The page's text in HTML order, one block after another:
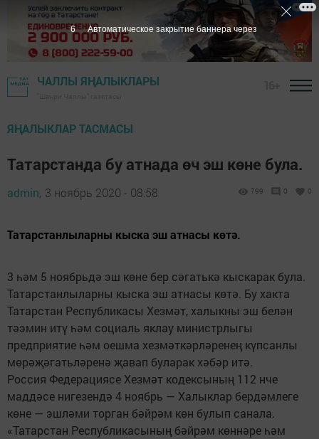
ЧАЛЛЫ ЯҢАЛЫКЛАРЫ
ЯҢАЛЫКЛАР ТАСМАСЫ
Татарстанда бу атнада өч эш көне була.
admin, 3 ноябрь 2020 - 08:58 799 0 0
Татарстанлыларны кыска эш атнасы көтә.
3 һәм 5 ноябрьдә эш көне бер сәгатькә кыскарак була.
Татарстанлыларны кыска эш атнасы көтә. Бу хакта
Татарстан Республикасы Хезмәт, халыкны эш белән
тәэмин итү һәм социаль яклау министрлыгы
предприятие һәм оешма хезмәткәрләренең күпсанлы
мөрәҗәгатьләренә җавап буларак хәбәр итә.
Россия Федерациясе Хезмәт кодексының 112 нче
маддәсе нигезендә 4 ноябрь — Халыклар бердәмлеге
көне — эшләми торган бәйрәм көн булып санала.
«Татарстан Республикасының бәйрәм көннәре һәм
5 Автоматическое закрытие баннера через